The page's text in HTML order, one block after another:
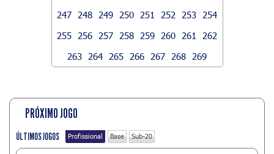
247
248 249 250 251 252 253
254
255
256 257 258 259 260 261
262
263
264 265 266 267 268 269
PRÓXIMO JOGO
ÚLTIMOS JOGOS Profissional Base Sub-20